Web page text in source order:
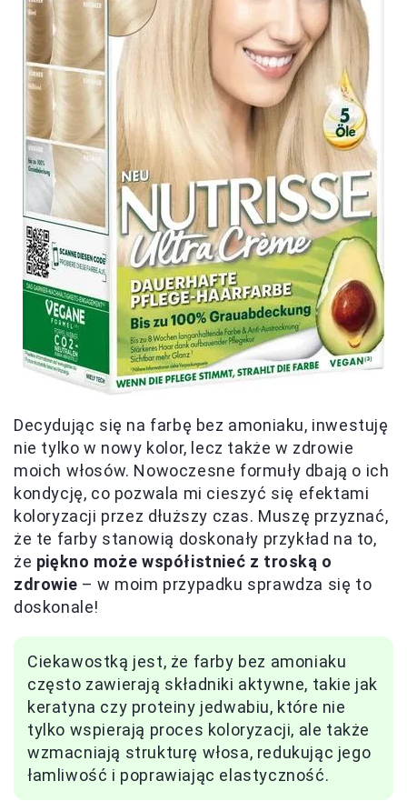
Decydując się na farbę bez amoniaku, inwestuję
nie tylko w nowy kolor, lecz także w zdrowie
moich włosów. Nowoczesne formuły dbają o ich
kondycję, co pozwala mi cieszyć się efektami
koloryzacji przez dłuższy czas. Muszę przyznać,
że te farby stanowią doskonały przykład na to,
że piękno może współistnieć z troską o
zdrowie – w moim przypadku sprawdza się to
doskonale!
Ciekawostką jest, że farby bez amoniaku
często zawierają składniki aktywne, takie jak
keratyna czy proteiny jedwabiu, które nie
tylko wspierają proces koloryzacji, ale także
wzmacniają strukturę włosa, redukując jego
łamliwość i poprawiając elastyczność.